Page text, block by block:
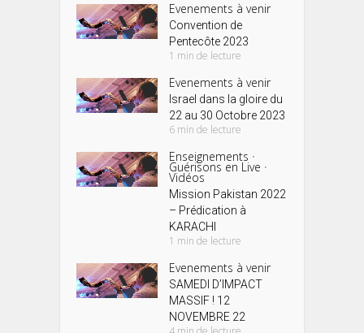
Evenements à venir
Convention de
Pentecôte 2023
1 min de lecture
Evenements à venir
Israel dans la gloire du
22 au 30 Octobre 2023
6 min de lecture
Enseignements •
Guérisons en Live •
Vidéos
Mission Pakistan 2022
– Prédication à
KARACHI
1 min de lecture
Evenements à venir
SAMEDI D’IMPACT
MASSIF ! 12
NOVEMBRE 22